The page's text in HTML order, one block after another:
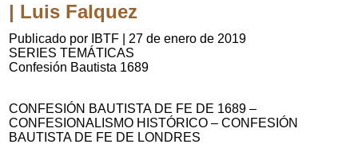
| Luis Falquez
Publicado por IBTF
27 de enero de 2019
SERIES TEMÁTICAS
Confesión Bautista 1689
CONFESIÓN BAUTISTA DE FE DE 1689 –
CONFESIONALISMO HISTÓRICO – CONFESIÓN
BAUTISTA DE FE DE LONDRES